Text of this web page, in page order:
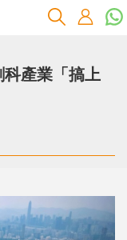
產業「搞上